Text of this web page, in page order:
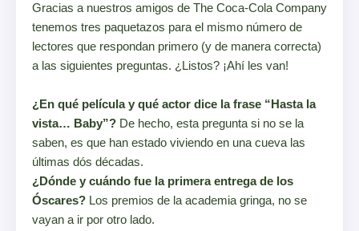
Gracias a nuestros amigos de The Coca-Cola Company
tenemos tres paquetazos para el mismo número de
lectores que respondan primero (y de manera correcta)
a las siguientes preguntas. ¿Listos? ¡Ahí les van!
¿En qué película y qué actor dice la frase “Hasta la
vista… Baby”? De hecho, esta pregunta si no se la
saben, es que han estado viviendo en una cueva las
últimas dós décadas.
¿Dónde y cuándo fue la primera entrega de los
Óscares? Los premios de la academia gringa, no se
vayan a ir por otro lado.